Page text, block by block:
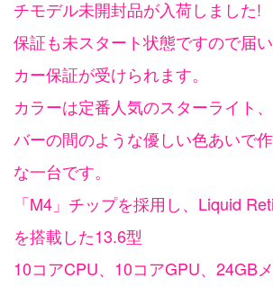
チモデル未開封品が入荷しました!
保証も未スタート状態ですので届
カー保証が受けられます。
カラーは定番人気のスターライト
バーの間のような優しい色あいで
な一台です。
「M4」チップを採用し、Liquid
を搭載した13.6型
10コアCPU、10コアGPU、24GBメ